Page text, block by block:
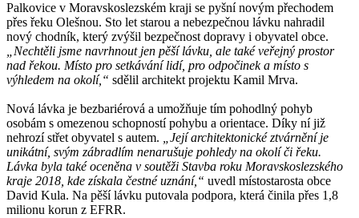
Palkovice v Moravskoslezském kraji se pyšní novým přechodem
přes řeku Olešnou. Sto let starou a nebezpečnou lávku nahradil
nový chodník, který zvýšil bezpečnost dopravy i obyvatel obce.
„Nechtěli jsme navrhnout jen pěší lávku, ale také veřejný prostor
nad řekou. Místo pro setkávání lidí, pro odpočinek a místo s
výhledem na okolí,“ sdělil architekt projektu Kamil Mrva.
Nová lávka je bezbariérová a umožňuje tím pohodlný pohyb
osobám s omezenou schopností pohybu a orientace. Díky ní již
nehrozí střet obyvatel s autem. „Její architektonické ztvárnění je
unikátní, svým zábradlím nenarušuje pohledy na okolí či řeku.
Lávka byla také oceněna v soutěži Stavba roku Moravskoslezského
kraje 2018, kde získala čestné uznání,“ uvedl místostarosta obce
David Kula. Na pěší lávku putovala podpora, která činila přes 1,8
milionu korun z EFRR.